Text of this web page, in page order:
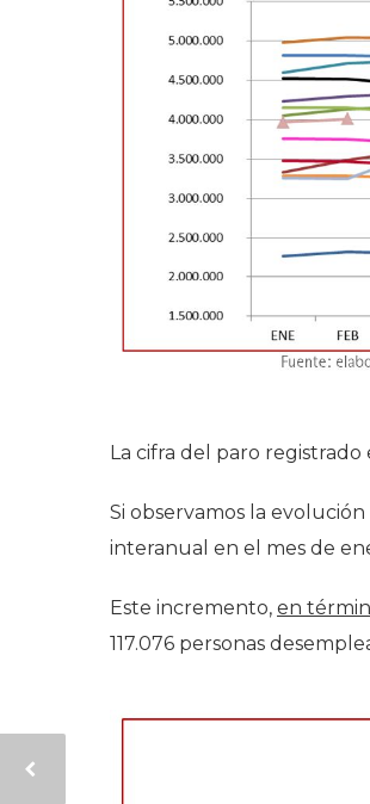
La cifra del paro registrado
Si observamos la
interanual en el mes de
Este incremento, en
117.076 personas